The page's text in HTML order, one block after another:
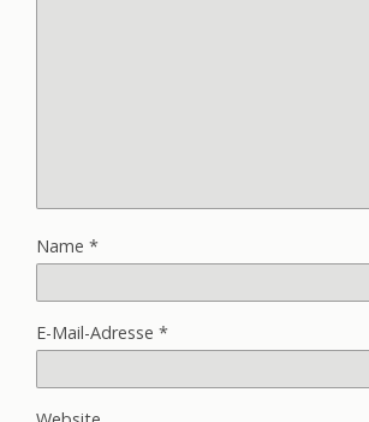
Name *
E-Mail-Adresse *